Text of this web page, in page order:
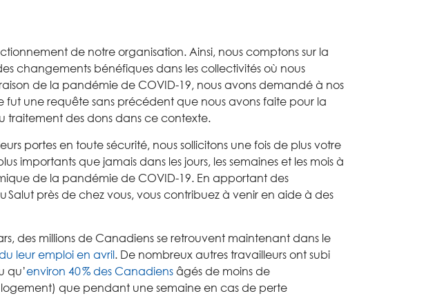
de notre organisation. Ainsi, nous comptons sur la
changements bénéfiques dans les collectivités où nous
de la pandémie de COVID-19, nous avons demandé à nos
fut une requête sans précédent que nous avons faite pour la
traitement des dons dans ce contexte.
portes en toute sécurité, nous sollicitons une fois de plus votre
importants que jamais dans les jours, les semaines et les mois à
de la pandémie de COVID-19. En apportant des
Salut près de chez vous, vous contribuez à venir en aide à des
des millions de Canadiens se retrouvent maintenant dans le
leur emploien avril. De nombreux autres travailleurs ont subi
qu’environ 40 % des Canadiens âgés de moins de
) que pendant une semaine en cas de perte